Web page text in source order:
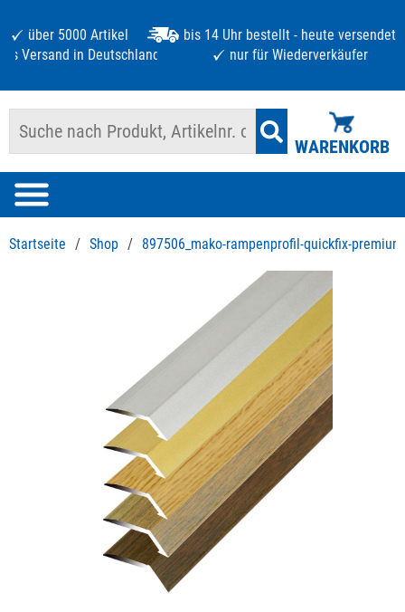
über 5000 Artikel
bis 14 Uhr bestellt - heute versendet
Versand in Deutschland ab 125 €
nur für Wiederverkäufer
WARENKORB
Startseite / Shop / 897506_mako-rampenprofil-quickfix-premium